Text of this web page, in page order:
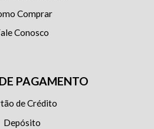
Comprar
Conosco
PAGAMENTO
de Crédito
Depósito